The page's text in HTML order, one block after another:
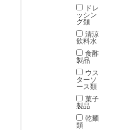
ドレ
ッシン
グ類
清涼
飲料水
食酢
製品
ウス
ターソ
ース類
菓子
製品
乾麺
類